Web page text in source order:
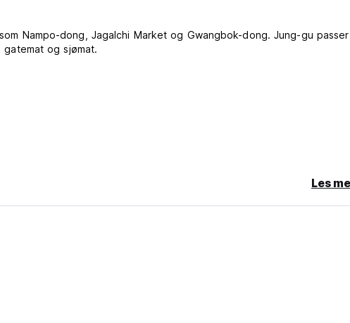
Nampo-dong, Jagalchi Market og Gwangbok-dong. Jung-gu passer
og sjømat.
bli belastet den første natten av oppholdet.
på dette overnattingsstedet.
Les